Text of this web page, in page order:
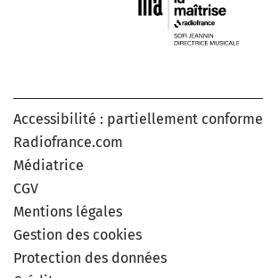
Accessibilité : partiellement conforme
Radiofrance.com
Médiatrice
CGV
Mentions légales
Gestion des cookies
Protection des données